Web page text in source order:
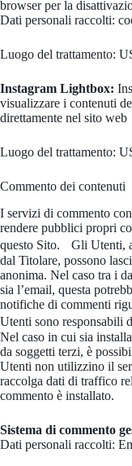
browser per la
Dati personali raccolti:
Luogo del trattamento:
Instagram Lightbox:
visualizzare i contenuti
direttamente nel sito web
Luogo del trattamento:
Commento dei contenuti
I servizi di commento
rendere pubblici propri
questo Sito. Gli Utenti,
dal Titolare, possono
anonima. Nel caso tra i
sia l’email, questa
notifiche di commenti
Utenti sono responsabili
Nel caso in cui sia
da soggetti terzi, è
Utenti non utilizzino il
raccolga dati di traffico
commento è installato.
Sistema di commento
Dati personali raccolti: